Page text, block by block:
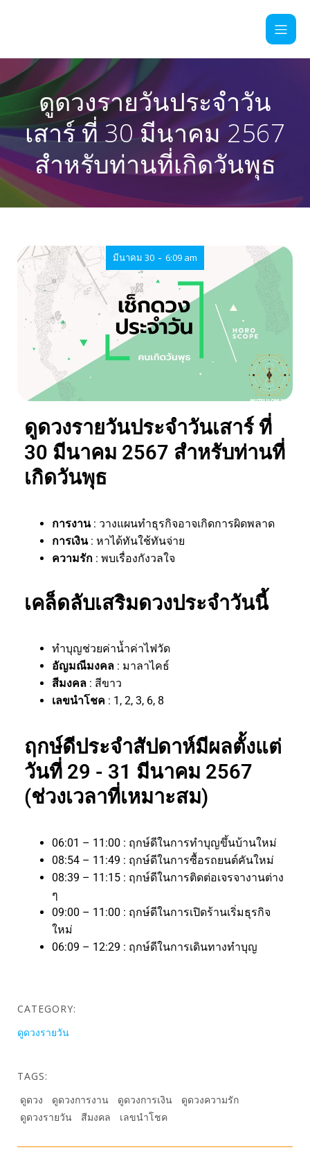
ดูดวงรายวันประจำวัน
เสาร์ ที่ 30 มีนาคม 2567
สำหรับท่านที่เกิดวันพุธ
มีนาคม 30 - 6:09 am
ดูดวงรายวันประจำวันเสาร์ ที่
30 มีนาคม 2567 สำหรับท่านที่
เกิดวันพุธ
การงาน: วางแผนทำธุรกิจอาจเกิดการผิดพลาด
การเงิน: หาได้ทันใช้ทันจ่าย
ความรัก : พบเรื่องกังวลใจ
เคล็ดลับเสริมดวงประจำวันนี้
ทำบุญช่วยค่าน้ำค่าไฟวัด
อัญมณีมงคล : มาลาไคธ์
สีมงคล : สีขาว
เลขนำโชค : 1, 2, 3, 6, 8
ฤกษ์ดีประจำสัปดาห์มีผลตั้งแต่
วันที่ 29 - 31 มีนาคม 2567
(ช่วงเวลาที่เหมาะสม)
06:01 – 11:00 : ฤกษ์ดีในการทำบุญขึ้นบ้านใหม่
08:54 – 11:49 : ฤกษ์ดีในการซื้อรถยนต์คันใหม่
08:39 – 11:15 : ฤกษ์ดีในการติดต่อเจรจางานต่าง
ๆ
09:00 – 11:00 : ฤกษ์ดีในการเปิดร้านเริ่มธุรกิจ
ใหม่
06:09 – 12:29 : ฤกษ์ดีในการเดินทางทำบุญ
CATEGORY:
ดูดวงรายวัน
TAGS:
ดูดวง
ดูดวงการงาน ดูดวงการเงิน
ดูดวงความรัก
ดูดวงรายวัน
สีมงคล เลขนำโชค